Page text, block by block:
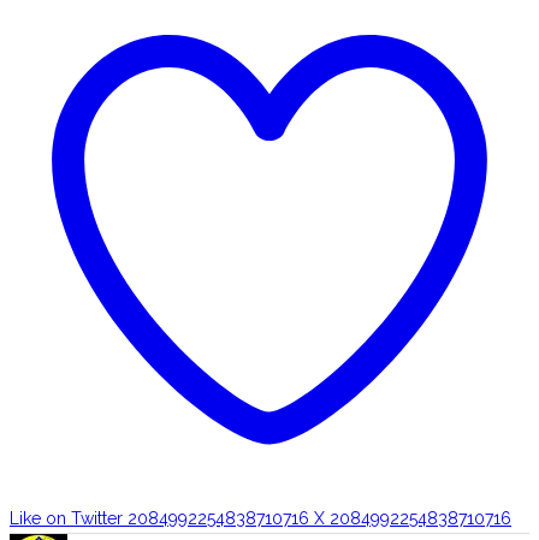
Like on Twitter 2084992254838710716 X 2084992254838710716